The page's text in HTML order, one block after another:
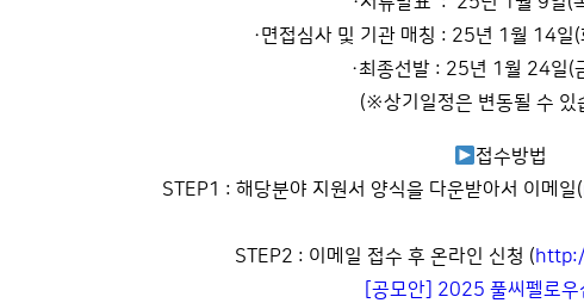
·면접심사 및 기관 매칭 : 25년 1월 14일
·최종선발 : 25년 1월 24일(
(※상기일정은 변동될 수 있
접수방법
STEP1 : 해당분야 지원서 양식을 다운받아서 이메일(
STEP2 : 이메일 접수 후 온라인 신청 (
[공모안] 2025 풀씨펠로우